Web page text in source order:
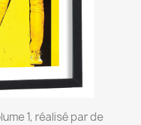
1, réalisé par de